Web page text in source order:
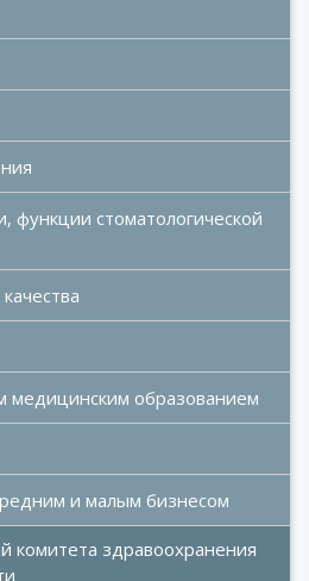
функции стоматологической
медицинским образованием
и малым бизнесом
комитета здравоохранения